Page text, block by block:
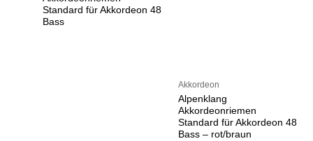
Standard für Akkordeon 48
Bass
Akkordeon
Alpenklang
Akkordeonriemen
Standard für Akkordeon 48
Bass – rot/braun